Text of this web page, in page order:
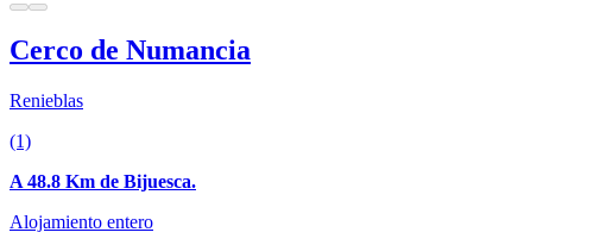
Cerco de Numancia
Renieblas
(1)
A 48.8 Km de Bijuesca.
Alojamiento entero